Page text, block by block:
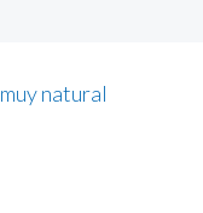
natural